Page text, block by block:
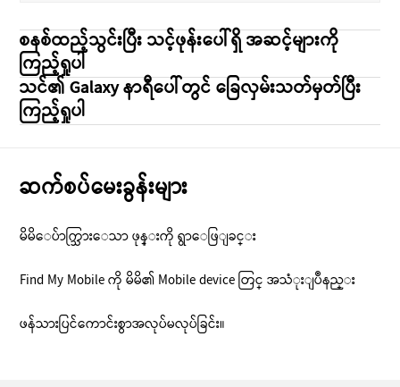
စနစ်ထည့်သွင်းပြီး သင့်ဖုန်းပေါ်ရှိ အဆင့်များကို
ကြည့်ရှုပါ
သင်၏ Galaxy နာရီပေါ်တွင် ခြေလှမ်းသတ်မှတ်ပြီး
ကြည့်ရှုပါ
ဆက်စပ်မေးခွန်းများ
မိမိေပ်ာက္သြားေသာ ဖုန္းကို ရွာေဖြျခင္း
Find My Mobile ကို မိမိ၏ Mobile device တြင္ အသံုးျပဳနည္း
ဖန်သားပြင်ကောင်းစွာအလုပ်မလုပ်ခြင်း။